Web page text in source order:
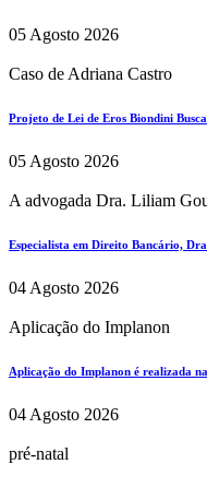
05 Agosto 2026
Caso de Adriana Castro
Projeto de Lei de Eros Biondini
05 Agosto 2026
A advogada Dra. Liliam
Especialista em Direito Bancário,
04 Agosto 2026
Aplicação do Implanon
Aplicação do Implanon é realizada
04 Agosto 2026
pré-natal